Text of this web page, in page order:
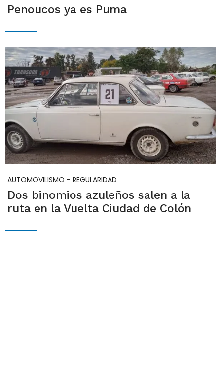
Penoucos ya es Puma
AUTOMOVILISMO - REGULARIDAD
Dos binomios azuleños salen a la
ruta en la Vuelta Ciudad de Colón